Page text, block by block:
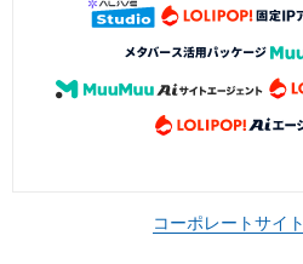
コーポレートサイト